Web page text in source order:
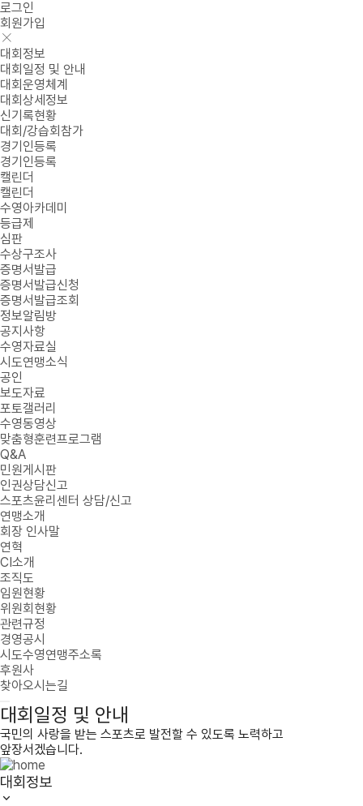
로그인
회원가입
대회정보
대회일정 및 안내
대회운영체계
대회상세정보
신기록현황
대회/강습회참가
경기인등록
경기인등록
캘린더
캘린더
수영아카데미
등급제
심판
수상구조사
증명서발급
증명서발급신청
증명서발급조회
정보알림방
공지사항
수영자료실
시도연맹소식
공인
보도자료
포토갤러리
수영동영상
맞춤형훈련프로그램
Q&A
민원게시판
인권상담신고
스포츠윤리센터 상담/신고
연맹소개
회장 인사말
연혁
CI소개
조직도
임원현황
위원회현황
관련규정
경영공시
시도수영연맹주소록
후원사
찾아오시는길
대회일정 및 안내
국민의 사랑을 받는 스포츠로 발전할 수 있도록 노력하고
앞장서겠습니다.
대회정보